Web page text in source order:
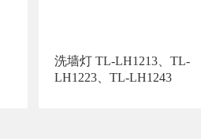
洗墙灯 TL-LH1213、TL-
LH1223、TL-LH1243